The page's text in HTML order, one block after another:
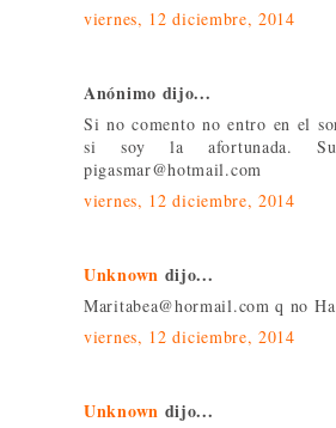
viernes, 12 diciembre, 2014
Anónimo dijo...
Si no comento no entro en el
si soy la afortunada.
pigasmar@hotmail.com
viernes, 12 diciembre, 2014
Unknown dijo...
Maritabea@hormail.com q no
viernes, 12 diciembre, 2014
Unknown dijo...